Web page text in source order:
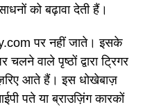
को बढ़ावा देती हैं।
पर नहीं जाते। इसके
चलने वाले पृष्ठों द्वारा ट्रिगर
आते हैं। इस धोखेबाज़
पते या ब्राउज़िंग कारकों